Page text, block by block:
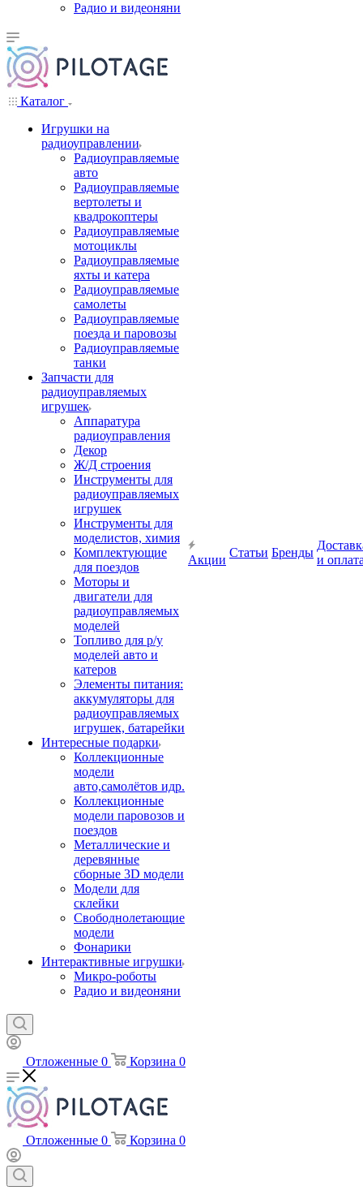
Радио и видеоняни
Каталог
Игрушки на
радиоуправлении
Радиоуправляемые
авто
Радиоуправляемые
вертолеты и
квадрокоптеры
Радиоуправляемые
мотоциклы
Радиоуправляемые
яхты и катера
Радиоуправляемые
самолеты
Радиоуправляемые
поезда и паровозы
Радиоуправляемые
танки
Запчасти для
радиоуправляемых
игрушек
Аппаратура
радиоуправления
Декор
Ж/Д строения
Инструменты для
радиоуправляемых
игрушек
Инструменты для
моделистов, химия
Комплектующие
для поездов
Моторы и
двигатели для
радиоуправляемых
моделей
Топливо для р/у
моделей авто и
катеров
Элементы питания:
аккумуляторы для
радиоуправляемых
игрушек, батарейки
Интересные подарки
Коллекционные
модели
авто,самолётов идр.
Коллекционные
модели паровозов и
поездов
Металлические и
деревянные
сборные 3D модели
Модели для
склейки
Свободнолетающие
модели
Фонарики
Интерактивные игрушки
Микро-роботы
Радио и видеоняни
Акции
Статьи Бренды
и
Отложенные 0 Корзина 0
Отложенные 0 Корзина 0